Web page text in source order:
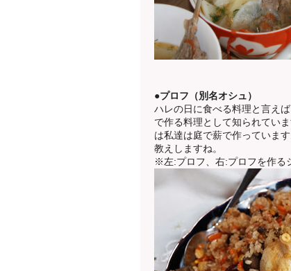
●プロフ（別名オシュ）
ハレの日に食べる料理と言え
で作る料理として知られてい
は私達は庭で薪で作っていま
教えしますね。
※左:プロフ、右:プロフを作る